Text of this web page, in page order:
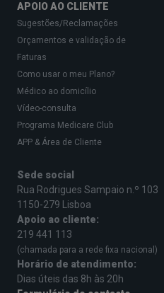
APOIO AO CLIENTE
Sugestões/Reclamações
Orçamentos e validação de
Faturas
Como usar o meu Plano?
Médico ao domicílio
Vídeo-consulta
Programa Medicare Club
APP & Área de Cliente
Sede social
Rua Rodrigues Sampaio n.º 103
1150-279 Lisboa
Apoio ao cliente:
219 441 113
(chamada para a rede fixa nacional)
Horário de atendimento:
Dias úteis das 8h às 20h